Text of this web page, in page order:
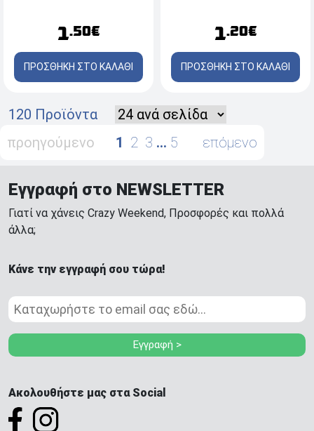
1.50€
ΠΡΟΣΘΗΚΗ ΣΤΟ ΚΑΛΑΘΙ
1.20€
ΠΡΟΣΘΗΚΗ ΣΤΟ ΚΑΛΑΘΙ
120 Προϊόντα
προηγούμενο
1 2 3 … 5 επόμενο
Εγγραφή στο NEWSLETTER
Γιατί να χάνεις Crazy Weekend, Προσφορές και πολλά
άλλα;
Κάνε την εγγραφή σου τώρα!
Εγγραφή >
Ακολουθήστε μας στα Social